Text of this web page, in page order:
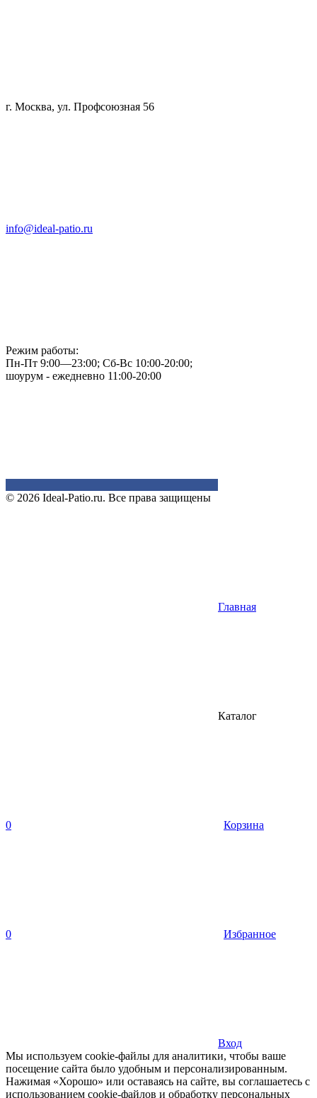
г. Москва, ул. Профсоюзная 56
info@ideal-patio.ru
Режим работы:
Пн-Пт 9:00—23:00; Сб-Вс 10:00-20:00;
шоурум - ежедневно 11:00-20:00
© 2026 Ideal-Patio.ru. Все права защищены
Главная
Каталог
0 Корзина
0 Избранное
Вход
Мы используем cookie-файлы для аналитики, чтобы ваше
посещение сайта было удобным и персонализированным.
Нажимая «Хорошо» или оставаясь на сайте, вы соглашаетесь с
использованием cookie-файлов и обработку персональных